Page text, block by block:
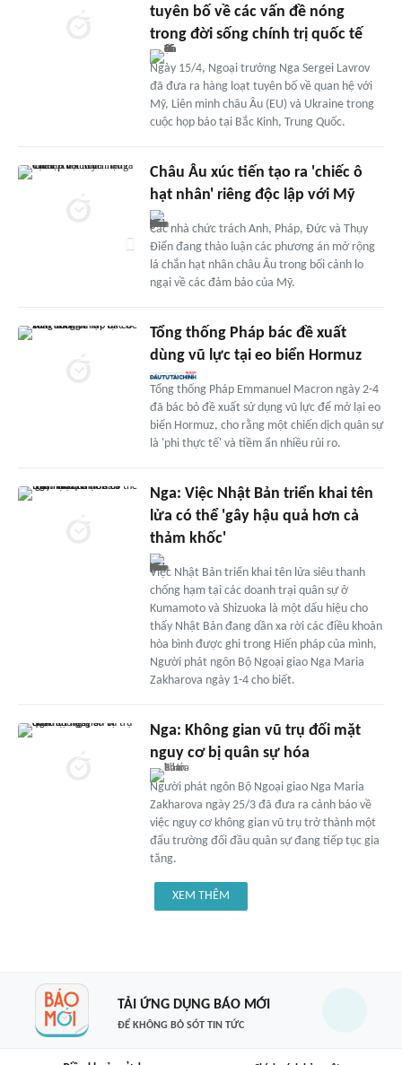
tuyên bố về các vấn đề nóng
trong đời sống chính trị quốc tế
Ngày 15/4, Ngoại trưởng Nga Sergei Lavrov
đã đưa ra hàng loạt tuyên bố về quan hệ với
Mỹ, Liên minh châu Âu (EU) và Ukraine trong
cuộc họp báo tại Bắc Kinh, Trung Quốc.
Châu Âu xúc tiến tạo ra 'chiếc ô
hạt nhân' riêng độc lập với Mỹ
Các nhà chức trách Anh, Pháp, Đức và Thụy
Điển đang thảo luận các phương án mở rộng
lá chắn hạt nhân châu Âu trong bối cảnh lo
ngại về các đảm bảo của Mỹ.
Tổng thống Pháp bác đề xuất
dùng vũ lực tại eo biển Hormuz
Tổng thống Pháp Emmanuel Macron ngày 2-4
đã bác bỏ đề xuất sử dụng vũ lực để mở lại eo
biển Hormuz, cho rằng một chiến dịch quân sự
là 'phi thực tế' và tiềm ẩn nhiều rủi ro.
Nga: Việc Nhật Bản triển khai tên
lửa có thể 'gây hậu quả hơn cả
thảm khốc'
Việc Nhật Bản triển khai tên lửa siêu thanh
chống hạm tại các doanh trại quân sự ở
Kumamoto và Shizuoka là một dấu hiệu cho
thấy Nhật Bản đang dần xa rời các điều khoản
hòa bình được ghi trong Hiến pháp của mình,
Người phát ngôn Bộ Ngoại giao Nga Maria
Zakharova ngày 1-4 cho biết.
Nga: Không gian vũ trụ đối mặt
nguy cơ bị quân sự hóa
Người phát ngôn Bộ Ngoại giao Nga Maria
Zakharova ngày 25/3 đã đưa ra cảnh báo về
việc nguy cơ không gian vũ trụ trở thành một
đấu trường đối đầu quân sự đang tiếp tục gia
tăng.
XEM THÊM
TẢI ỨNG DỤNG BÁO MỚI
ĐỂ KHÔNG BỎ SÓT TIN TỨC